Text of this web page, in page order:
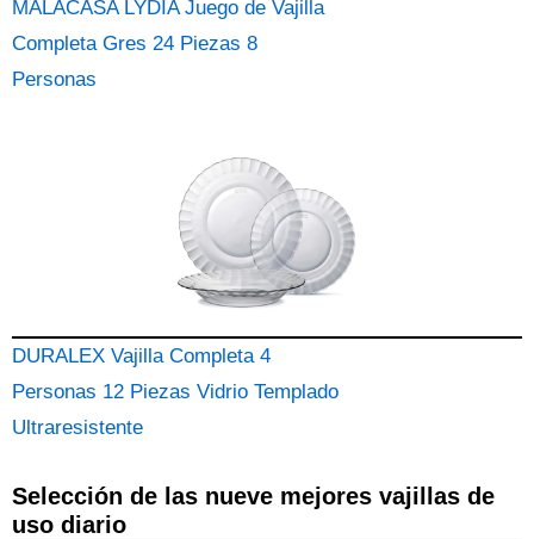
MALACASA LYDIA Juego de Vajilla
Completa Gres 24 Piezas 8
Personas
DURALEX Vajilla Completa 4
Personas 12 Piezas Vidrio Templado
Ultraresistente
Selección de las nueve mejores vajillas de
uso diario